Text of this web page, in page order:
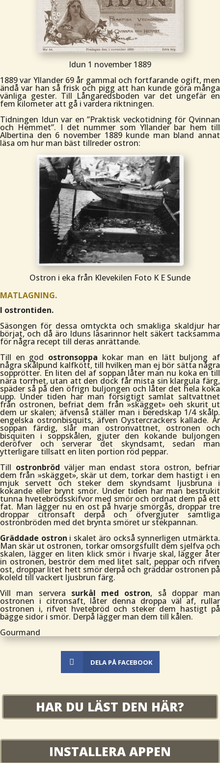
Idun 1 november 1889
1889 var Yllander 69 år gammal och fortfarande ogift, men
ändå var han så frisk och pigg att han kunde göra många
vänliga gester. Till Långaredsboden var det ungefär en
fem kilometer att gå i vardera riktningen.
Tidningen Idun var en”Praktisk veckotidning för Qvinnan
och Hemmet”. I det nummer som Yllander bar hem till
Albertina den 6 november 1889 kunde man bland annat
läsa om hur man bäst tillreder ostron:
Ostron i eka från Klevekilen Foto K E Sunde
MATLAGNING.
I ostrontiden.
Säsongen för dessa omtyckta och smakliga skaldjur har
börjat, och då äro Iduns läsarinnor helt säkert tacksamma
för några recept till deras anrättande.
Till en god ostronsoppa kokar man en lätt buljong af
några skålpund kalfkött, till hvilken man ej bör sätta några
sopprötter. En liten del af soppan låter man nu koka en till
nära torrhet, utan att den dock får mista sin klargula färg,
späder så på den öfrign buljongen och låter det hela koka
upp. Under tiden har man försigtigt samlat saltvattnet
från ostronen, befriat dem från »skägget» oeh skurit ut
dem ur skalen; äfvenså ställer man i beredskap 1/4 skålp.
engelska ostronbisquits, äfven Oystercrackers kallade. Är
soppan färdig, slår man ostronvattnet, ostronen och
bisquiten i soppskålen, gjuter den kokande buljongen
deröfver och serverar det skyndsamt, sedan man
ytterligare tillsatt en liten portion röd peppar.
Till ostronbröd väljer man endast stora ostron, befriar
dem från »skägget», skär ut dem, torkar dem hastigt i en
mjuk servett och steker dem skyndsamt ljusbruna i
kokande eller brynt smör. Under tiden har man bestrukit
tunna hvetebrödsskifvor med smör och ordnat dem på ett
fat. Man lägger nu en ost på hvarje smörgås, droppar tre
droppar citronsaft derpå och öfvergjuter samtliga
ostronbröden med det brynta smöret ur stekpannan.
Gräddade ostron i skalet äro också synnerligen utmärkta.
Man skär ut ostronen, torkar omsorgsfullt dem sjelfva och
skalen, lägger en liten klick smör i hvarje skal, lägger åter
in ostronen, beströr dem med litet salt, peppar och rifven
ost, droppar litet hett smör derpå och gräddar ostronen på
koleld till vackert ljusbrun färg.
Vill man servera surkål med ostron, så doppar man
ostronen i citronsaft, låter denna droppa väl af, rullar
ostronen i, rifvet hvetebröd och steker dem hastigt på
bägge sidor i smör. Derpå lägger man dem till kålen.
Gourmand
 DELA PÅ FACEBOOK
HAR DU LÄST DEN HÄR?
INSTALLERA APPEN